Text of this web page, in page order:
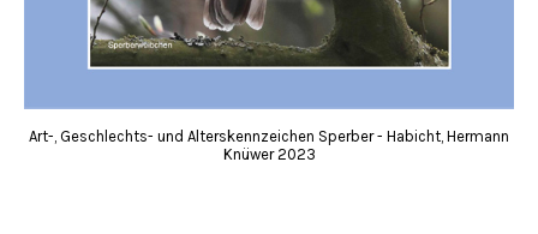
Art-, Geschlechts- und Alterskennzeichen Sperber - Habicht, Hermann
Knüwer 2023